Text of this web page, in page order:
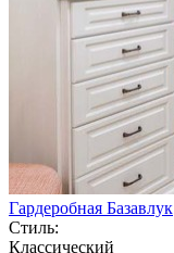
Гардеробная Базавлук
Стиль:
Классический